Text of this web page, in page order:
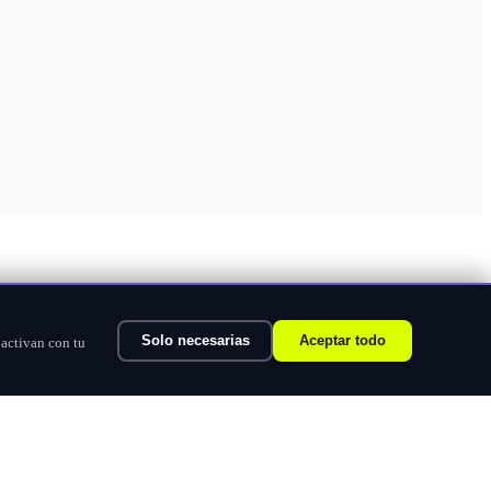
con tu Solo necesarias Aceptar todo